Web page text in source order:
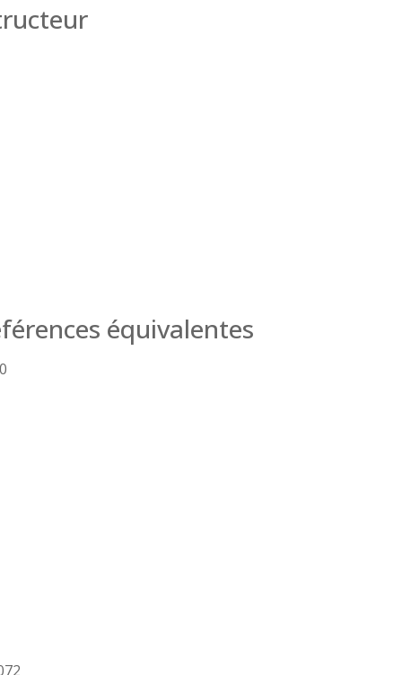
équivalentes